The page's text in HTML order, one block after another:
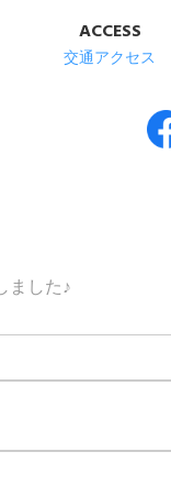
ACCESS
交通アクセス
合福祉
ました♪